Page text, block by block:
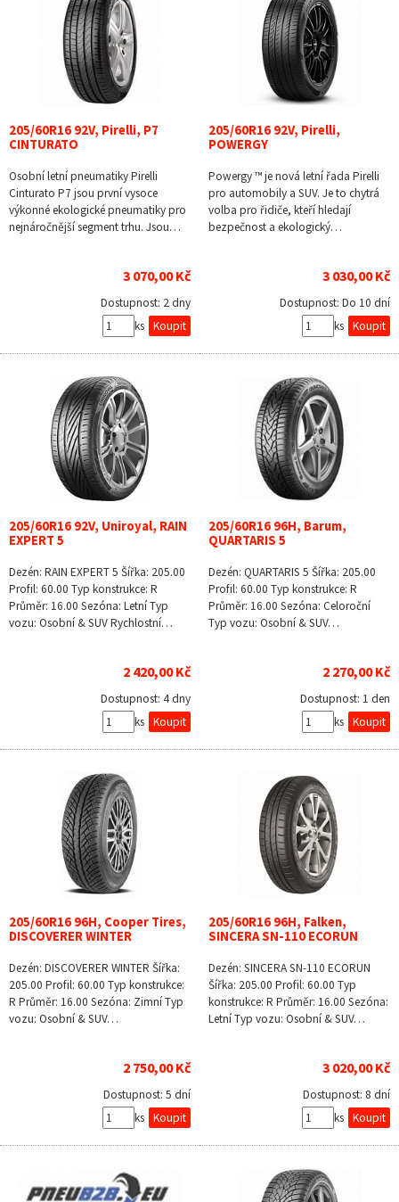
205/60R16 92V, Pirelli, P7
CINTURATO
Osobní letní pneumatiky Pirelli
Cinturato P7 jsou první vysoce
výkonné ekologické pneumatiky pro
nejnáročnější segment trhu. Jsou…
3 070,00 Kč
Dostupnost: 2 dny
ks
205/60R16 92V, Pirelli,
POWERGY
Powergy ™ je nová letní řada Pirelli
pro automobily a SUV. Je to chytrá
volba pro řidiče, kteří hledají
bezpečnost a ekologický…
3 030,00 Kč
Dostupnost: Do 10 dní
ks
205/60R16 92V, Uniroyal, RAIN
EXPERT 5
Dezén: RAIN EXPERT 5 Šířka: 205.00
Profil: 60.00 Typ konstrukce: R
Průměr: 16.00 Sezóna: Letní Typ
vozu: Osobní & SUV Rychlostní…
2 420,00 Kč
Dostupnost: 4 dny
ks
205/60R16 96H, Barum,
QUARTARIS 5
Dezén: QUARTARIS 5 Šířka: 205.00
Profil: 60.00 Typ konstrukce: R
Průměr: 16.00 Sezóna: Celoroční
Typ vozu: Osobní & SUV…
2 270,00 Kč
Dostupnost: 1 den
ks
205/60R16 96H, Cooper Tires,
DISCOVERER WINTER
Dezén: DISCOVERER WINTER Šířka:
205.00 Profil: 60.00 Typ konstrukce:
R Průměr: 16.00 Sezóna: Zimní Typ
vozu: Osobní & SUV…
2 750,00 Kč
Dostupnost: 5 dní
ks
205/60R16 96H, Falken,
SINCERA SN-110 ECORUN
Dezén: SINCERA SN-110 ECORUN
Šířka: 205.00 Profil: 60.00 Typ
konstrukce: R Průměr: 16.00 Sezóna:
Letní Typ vozu: Osobní & SUV…
3 020,00 Kč
Dostupnost: 8 dní
ks